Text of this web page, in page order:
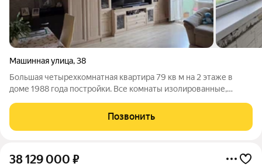
Машинная улица,38
Большая четырехкомнатная квартира 79 кв м на 2 этаже в
доме 1988 года постройки. Все комнаты изолированные,
кухонный гарнитур, шкафы. Обременений/опек нет,
документы готовы ID объекта в нашей
Позвонить
38 129 000 ₽